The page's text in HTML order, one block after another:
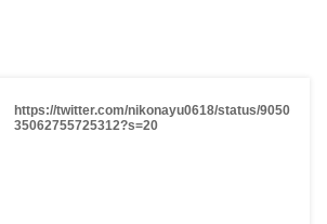
https://twitter.com/nikonayu0618/status/9050
35062755725312?s=20